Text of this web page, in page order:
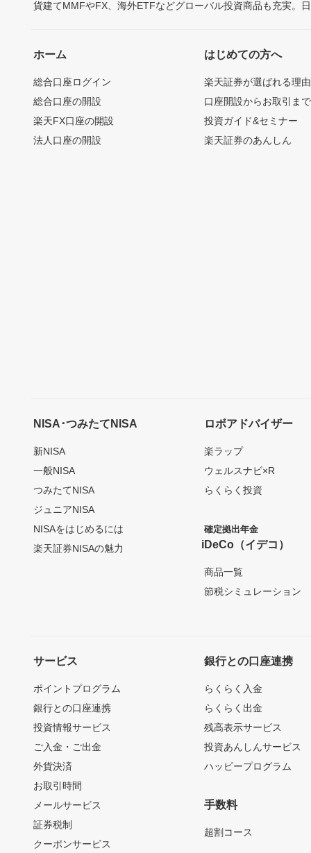
貨建てMMFやFX、海外ETFなどグローバル投資商品も充実。
ホーム
総合口座ログイン
総合口座の開設
楽天FX口座の開設
法人口座の開設
はじめての方へ
楽天証券が選ばれる理由
口座開設からお取引ま
投資ガイド&セミナー
楽天証券のあんしん
NISA･つみたてNISA
新NISA
一般NISA
つみたてNISA
ジュニアNISA
NISAをはじめるには
楽天証券NISAの魅力
ロボアドバイザー
楽ラップ
ウェルスナビ×R
らくらく投資
確定拠出年金
iDeCo（イデコ）
商品一覧
節税シミュレーション
サービス
ポイントプログラム
銀行との口座連携
投資情報サービス
ご入金・ご出金
外貨決済
お取引時間
メールサービス
証券税制
クーポンサービス
銀行との口座連携
らくらく入金
らくらく出金
残高表示サービス
投資あんしんサービス
ハッピープログラム
手数料
超割コース